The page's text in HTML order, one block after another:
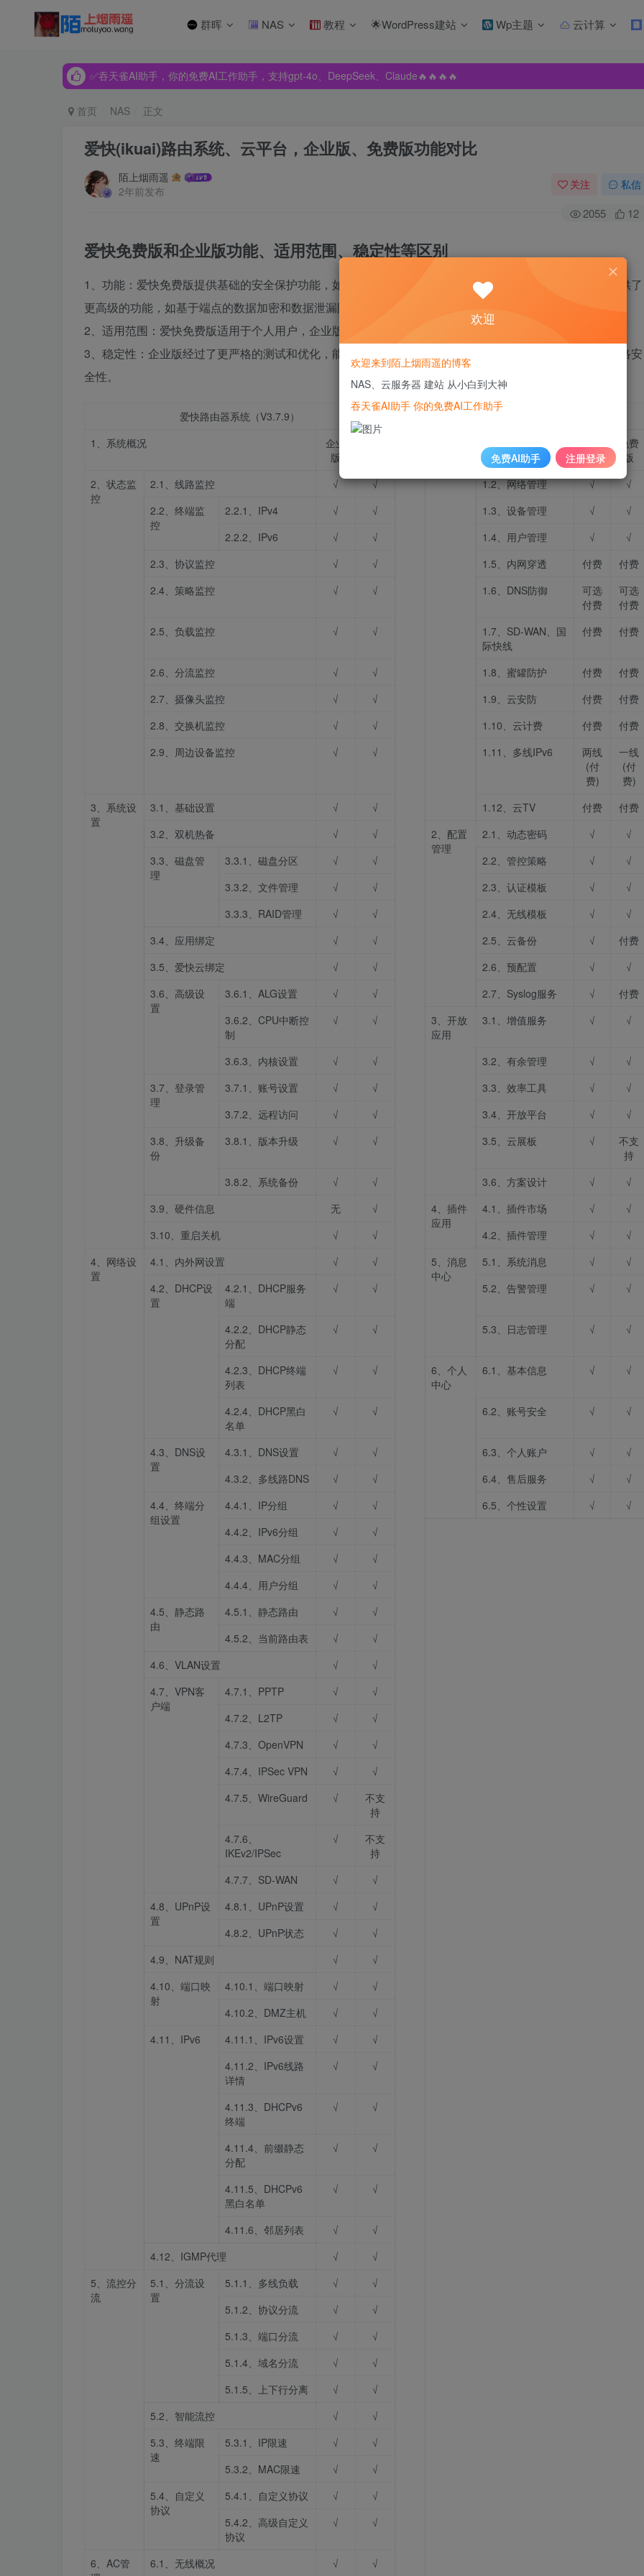
群晖 NAS 教程 🌟WordPress建站 Wp主题 云计算
✅吞天雀AI助手，你的免费AI工作助手，支持gpt-4o、DeepSeek、Claude🔥🔥🔥🔥
✅吞天雀AI助手，你的免费AI工作助手，支持gpt-4o、DeepSeek、Claude🔥🔥🔥🔥
首页 NAS 正文
爱快(ikuai)路由系统、云平台，企业版、免费版功能对比
陌上烟雨遥
2年前发布
关注 私信
2055 12
爱快免费版和企业版功能、适用范围、稳定性等区别
1、功能：爱快免费版提供基础的安全保护功能，如电脑杀毒、木马查杀、防火墙等，企业版在此基础上提供了
更高级的功能，如基于端点的数据加密和数据泄漏防护、网络入侵检测与防御等。
2、适用范围：爱快免费版适用于个人用户，企业版是针对企业用户推出的网络安全解决方案。
3、稳定性：企业版经过了更严格的测试和优化，能够更好地适应企业级应用场景，提供更稳定、可靠的网络安
全性。
爱快路由器系统（V3.7.9）
1、系统概况
企业
版
版
免费
版
2、状态监
控
2.1、线路监控 √ √ 1.2、网络管理 √
√
2.2、终端监
控
2.2.1、IPv4 √ √ 1.3、设备管理 √
√
2.2.2、IPv6
√ √ 1.4、用户管理 √
√
2.3、协议监控
√ √ 1.5、内网穿透 付费
付费
2.4、策略监控
√ √ 1.6、DNS防御
可选
付费
可选
付费
2.5、负载监控
√ √
1.7、SD-WAN、国
际快线
付费 付费
2.6、分流监控 √ √ 1.8、蜜罐防护 付费
付费
2.7、摄像头监控
√ √ 1.9、云安防 付费
付费
2.8、交换机监控
√ √ 1.10、云计费 付费
付费
2.9、周边设备监控
√ √ 1.11、多线IPv6
两线
(付
费)
一线
(付
费)
3、系统设
置
3.1、基础设置 √ √ 1.12、云TV 付费
付费
3.2、双机热备
√ √
2、配置
管理
2.1、动态密码 √
√
3.3、磁盘管
理
3.3.1、磁盘分区 √ √ 2.2、管控策略 √
√
3.3.2、文件管理
√ √ 2.3、认证模板 √
√
3.3.3、RAID管理
√ √ 2.4、无线模板 √
√
3.4、应用绑定
√ √ 2.5、云备份 √
付费
3.5、爱快云绑定
√ √ 2.6、预配置 √
√
3.6、高级设
置
3.6.1、ALG设置 √ √ 2.7、Syslog服务 √
付费
3.6.2、CPU中断控
制
√ √
3、开放
应用
3.1、增值服务 √ √
3.6.3、内核设置 √ √ 3.2、有余管理 √
√
3.7、登录管
理
3.7.1、账号设置 √ √ 3.3、效率工具 √
√
3.7.2、远程访问
√ √ 3.4、开放平台 √
√
3.8、升级备
份
3.8.1、版本升级 √ √ 3.5、云展板 √
不支
持
3.8.2、系统备份
√ √ 3.6、方案设计 √
√
3.9、硬件信息
无 √
4、插件
应用
4.1、插件市场 √
√
3.10、重启关机
√ √ 4.2、插件管理 √
√
4、网络设
置
4.1、内外网设置 √ √
5、消息
中心
5.1、系统消息 √
√
4.2、DHCP设
置
4.2.1、DHCP服务
端
√ √ 5.2、告警管理 √ √
4.2.2、DHCP静态
分配
√ √ 5.3、日志管理 √ √
4.2.3、DHCP终端
列表
√ √
6、个人
中心
6.1、基本信息 √ √
4.2.4、DHCP黑白
名单
√ √ 6.2、账号安全 √ √
4.3、DNS设
置
4.3.1、DNS设置 √ √ 6.3、个人账户 √
√
4.3.2、多线路DNS
√ √ 6.4、售后服务 √
√
4.4、终端分
组设置
4.4.1、IP分组 √ √ 6.5、个性设置 √
√
4.4.2、IPv6分组
√
√
4.4.3、MAC分组
√
√
4.4.4、用户分组
√
√
4.5、静态路
由
4.5.1、静态路由 √
√
4.5.2、当前路由表
√
√
4.6、VLAN设置
√
√
4.7、VPN客
户端
4.7.1、PPTP √
√
4.7.2、L2TP
√
√
4.7.3、OpenVPN
√
√
4.7.4、IPSec VPN
√
√
4.7.5、WireGuard
√
不支
持
4.7.6、
IKEv2/IPSec
√
不支
持
4.7.7、SD-WAN
√
√
4.8、UPnP设
置
4.8.1、UPnP设置 √
√
4.8.2、UPnP状态
√
√
4.9、NAT规则
√
√
4.10、端口映
射
4.10.1、端口映射 √
√
4.10.2、DMZ主机
√
√
4.11、IPv6
4.11.1、IPv6设置 √
√
4.11.2、IPv6线路
详情
√ √
4.11.3、DHCPv6
终端
√ √
4.11.4、前缀静态
分配
√ √
4.11.5、DHCPv6
黑白名单
√ √
4.11.6、邻居列表 √
√
4.12、IGMP代理
√
√
5、流控分
流
5.1、分流设
置
5.1.1、多线负载 √
√
5.1.2、协议分流
√
√
5.1.3、端口分流
√
√
5.1.4、域名分流
√
√
5.1.5、上下行分离
√
√
5.2、智能流控
√
√
5.3、终端限
速
5.3.1、IP限速 √
√
5.3.2、MAC限速
√
√
5.4、自定义
协议
5.4.1、自定义协议 √
√
5.4.2、高级自定义
协议
√ √
6、 AC管
6.1、无线概况 √ √
欢迎
欢迎来到陌上烟雨遥的博客
NAS、云服务器 建站 从小白到大神
吞天雀AI助手 你的免费AI工作助手
免费AI助手 注册登录